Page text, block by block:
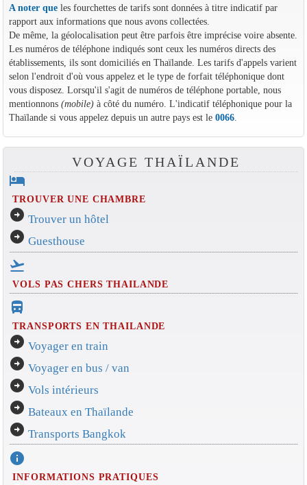
A noter queles fourchettes de tarifs sont données à titre indicatif par
rapport aux informations que nous avons collectées.
De même, la géolocalisation peut être parfois être imprécise voire absente.
Les numéros de téléphone indiqués sont ceux les numéros directs des
établissements, ils sont domiciliés en Thaïlande. Les tarifs d'appels varient
selon l'endroit d'où vous appelez et le type de forfait téléphonique dont
vous disposez. Lorsqu'il s'agit de numéros de téléphone portable, nous
mentionnons (mobile)à côté du numéro. L'indicatif téléphonique pour la
Thaïlande si vous appelez depuis un autre pays est le 0066.
VOYAGE THAÏLANDE
hotel
TROUVER UNE CHAMBRE
arrow_circle_right Trouver un hôtel
arrow_circle_right Guesthouse
flight_takeoff
VOLS PAS CHERS THAILANDE
directions_bus_filled
TRANSPORTS EN THAILANDE
arrow_circle_right Voyager en train
arrow_circle_right Voyager en bus / van
arrow_circle_right Vols intérieurs
arrow_circle_right Bateaux en Thaïlande
arrow_circle_right Transports Bangkok
info
INFORMATIONS PRATIQUES